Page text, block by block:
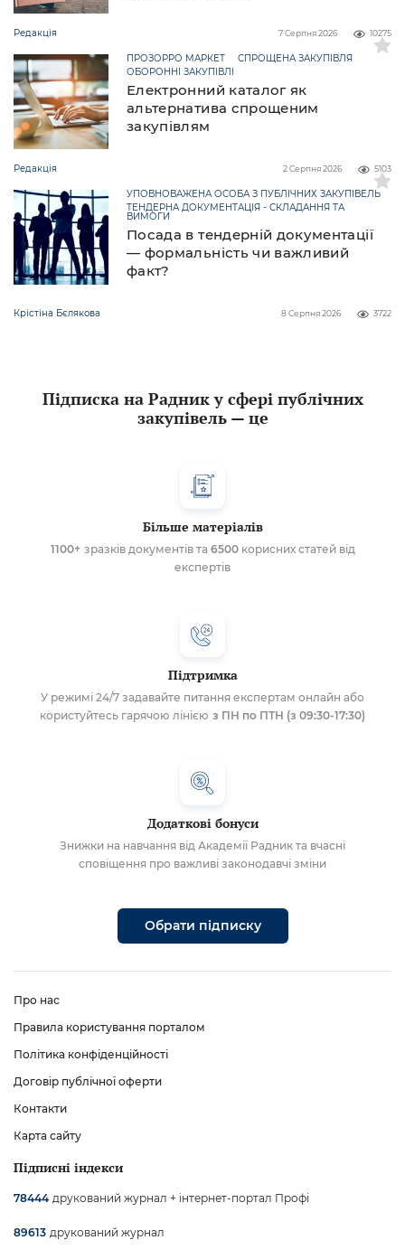
Редакція 10275
7 Серпня 2026
Електронний каталог як
альтернатива спрощеним
закупівлям
ПРОЗОРРО МАРКЕТ
СПРОЩЕНА ЗАКУПІВЛЯ
ОБОРОННІ ЗАКУПІВЛІ
Редакція 5103
2 Серпня 2026
Посада в тендерній документації
— формальність чи важливий
факт?
УПОВНОВАЖЕНА ОСОБА З ПУБЛІЧНИХ ЗАКУПІВЕЛЬ
ТЕНДЕРНА ДОКУМЕНТАЦІЯ - СКЛАДАННЯ ТА
ВИМОГИ
Крістіна Бєлякова 3722
8 Серпня 2026
Підписка на Радник у сфері публічних
закупівель — це
Більше матеріалів
1100+ зразків документів та 6500корисних статей від
експертів
Підтримка
У режимі 24/7 задавайте питання експертам онлайн або
користуйтесь гарячою лінією з ПН по ПТН (з 09:30-17:30)
Додаткові бонуси
Знижки на навчання від Академії Радник та вчасні
сповіщення про важливі законодавчі зміни
Обрати підписку
Про нас
Правила користування порталом
Політика конфіденційності
Договір публічної оферти
Контакти
Карта сайту
Підписні індекси
78444 друкований журнал + інтернет-портал Профі
89613 друкований журнал